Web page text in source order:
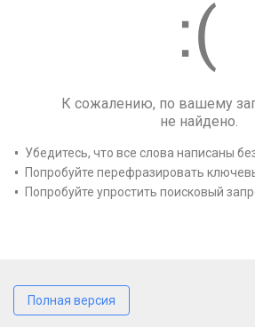
К сожалению, по вашему
не найдено.
Убедитесь, что все слова написаны
Попробуйте перефразировать
Попробуйте упростить поисковый
Полная версия